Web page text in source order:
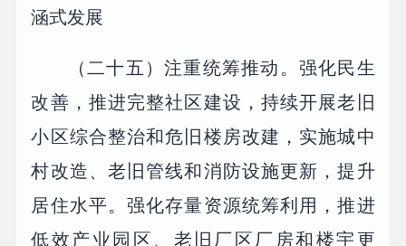
涵式发展
（二十五）注重统筹推动。强化民生
改善，推进完整社区建设，持续开展老旧
小区综合整治和危旧楼房改建，实施城中
村改造、老旧管线和消防设施更新，提升
居住水平。强化存量资源统筹利用，推进
低效产业园区、老旧厂区厂房和楼宇更